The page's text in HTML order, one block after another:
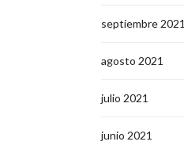
septiembre 2021
agosto 2021
julio 2021
junio 2021